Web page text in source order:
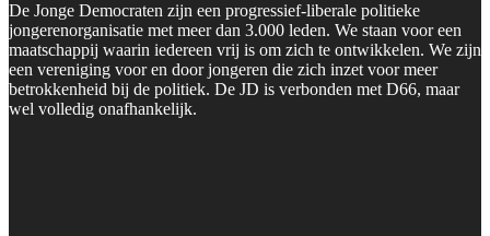
De Jonge Democraten zijn een progressief-liberale politieke
jongerenorganisatie met meer dan 3.000 leden. We staan voor een
maatschappij waarin iedereen vrij is om zich te ontwikkelen. We zijn
een vereniging voor en door jongeren die zich inzet voor meer
betrokkenheid bij de politiek. De JD is verbonden met D66, maar
wel volledig onafhankelijk.